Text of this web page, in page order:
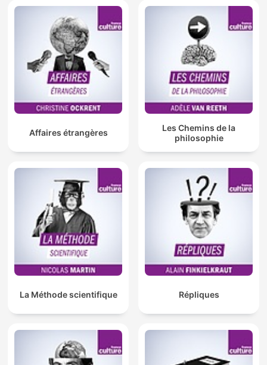
Affaires étrangères
Les Chemins de la
philosophie
La Méthode scientifique Répliques